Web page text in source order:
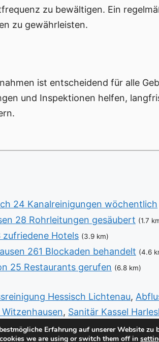
zu bewältigen. Ein
zu gewährleisten.
ist entscheidend für alle
und Inspektionen helfen,
24 Kanalreinigungen wöchentlich
28 Rohrleitungen gesäubert (1.7
Hotels (3.9 km)
261 Blockaden behandelt (4.6
25 Restaurants gerufen (6.8 km)
Hessisch Lichtenau,
, Sanitär Kassel
West Erfahrung auf unserer Website zu
we are using or switch them off in